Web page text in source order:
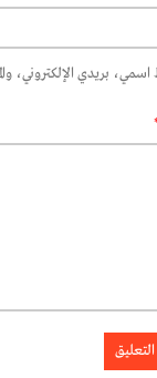
بريدي الإلكتروني،